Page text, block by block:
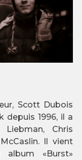
Scott Dubois
depuis 1996, il a
Chris
Il vient
album «Burst»